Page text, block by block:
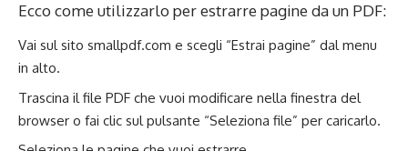
Ecco come utilizzarlo per estrarre pagine da un PDF:
Vai sul sito smallpdf.com e scegli “Estrai pagine” dal menu
in alto.
Trascina il file PDF che vuoi modificare nella finestra del
browser o fai clic sul pulsante “Seleziona file” per caricarlo.